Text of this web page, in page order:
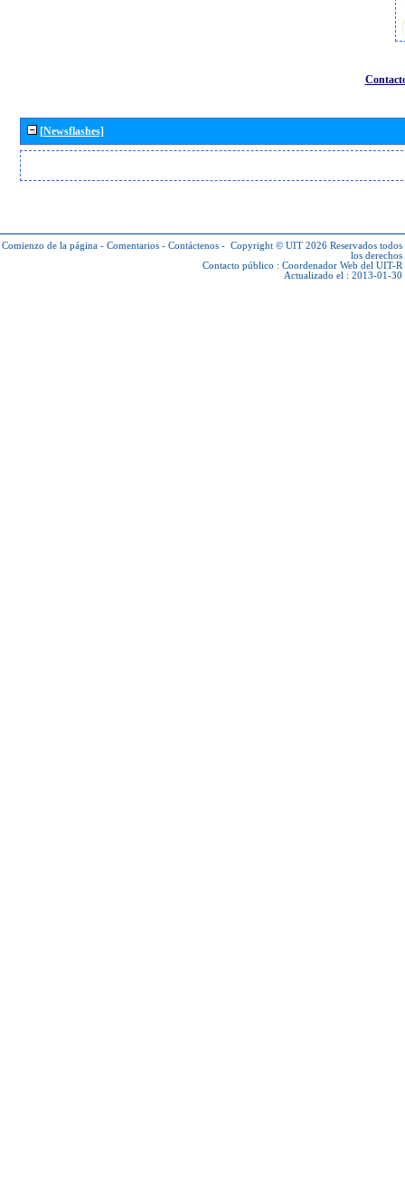
[Newsflashes]
Comienzo de la página - Comentarios - Contáctenos - Copyright © UIT 2026 Reservados todos
los derechos
Contacto público : Coordenador Web del UIT-R
Actualizado el : 2013-01-30